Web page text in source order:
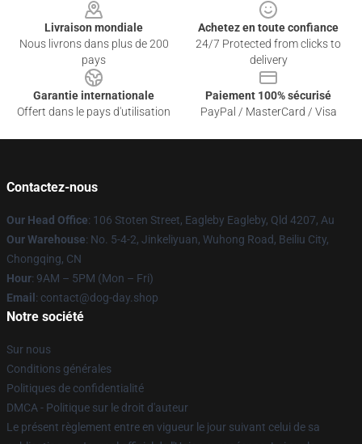
Livraison mondiale
Nous livrons dans plus de 200
pays
Achetez en toute confiance
24/7 Protected from clicks to
delivery
Garantie internationale
Offert dans le pays d'utilisation
Paiement 100% sécurisé
PayPal / MasterCard / Visa
Contactez-nous
Our Head Office: 106 Stoten Street, Eagleby Eagleby, Qld 4207, Au
Our Warehouse: No. 5-4-2, Jinkeliyuan, Wuhong Road, Beiliu City,
Chongqing, CN
Hour: 9AM – 5PM (Mon – Fri)
Email : contact@dog-day.shop
Notre société
Sur nous
Conditions générales
Politiques de confidentialité
DMCA - Politique sur le droit d'auteur
Le présent règlement entre en vigueur le jour suivant celui de sa